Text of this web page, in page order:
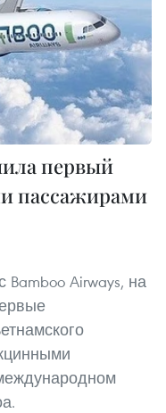
первый
пассажирами
Airways, на